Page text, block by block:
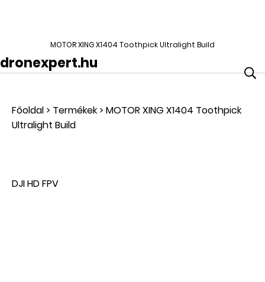
MOTOR XING X1404 Toothpick Ultralight Build
dronexpert.hu
Főoldal> Termékek> MOTOR XING X1404 Toothpick
Ultralight Build
DJI HD FPV